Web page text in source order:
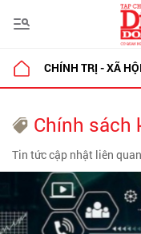
CHÍNH TRỊ - XÃ HỘI
Chính sách
Tin tức cập nhật liên